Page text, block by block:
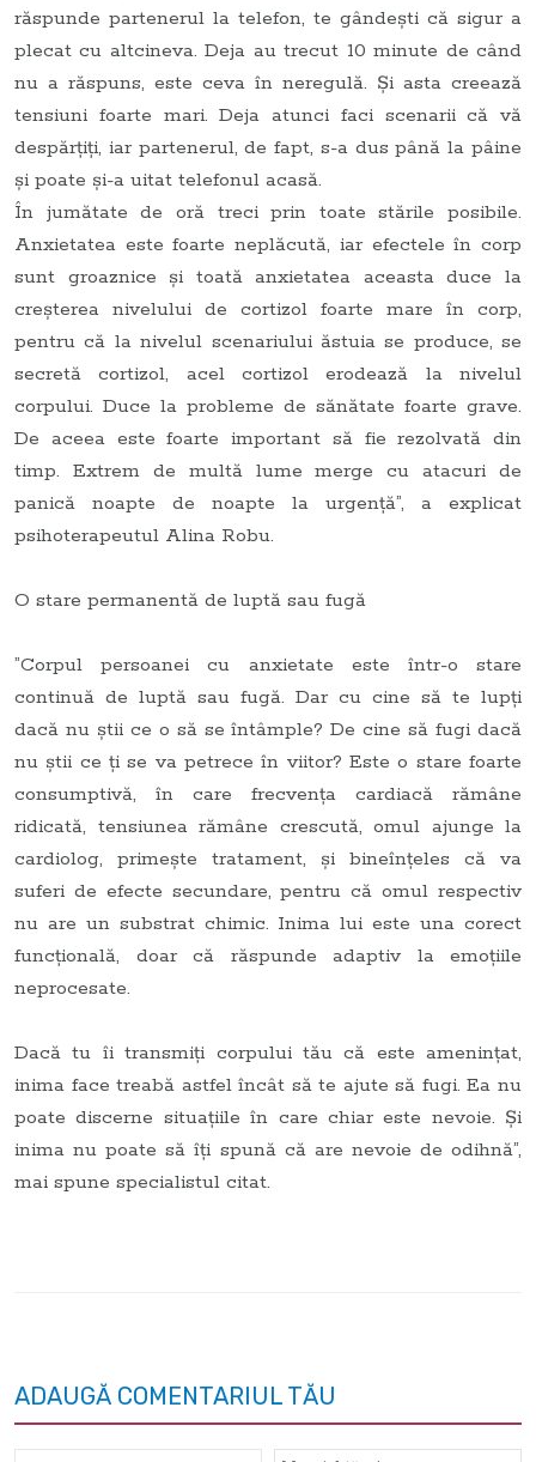
răspunde partenerul la telefon, te gândești că sigur a
plecat cu altcineva. Deja au trecut 10 minute de când
nu a răspuns, este ceva în neregulă. Și asta creează
tensiuni foarte mari. Deja atunci faci scenarii că vă
despărțiți, iar partenerul, de fapt, s-a dus până la pâine
și poate și-a uitat telefonul acasă.
În jumătate de oră treci prin toate stările posibile.
Anxietatea este foarte neplăcută, iar efectele în corp
sunt groaznice și toată anxietatea aceasta duce la
creșterea nivelului de cortizol foarte mare în corp,
pentru că la nivelul scenariului ăstuia se produce, se
secretă cortizol, acel cortizol erodează la nivelul
corpului. Duce la probleme de sănătate foarte grave.
De aceea este foarte important să fie rezolvată din
timp. Extrem de multă lume merge cu atacuri de
panică noapte de noapte la urgență”, a explicat
psihoterapeutul Alina Robu.
O stare permanentă de luptă sau fugă
”Corpul persoanei cu anxietate este într-o stare
continuă de luptă sau fugă. Dar cu cine să te lupți
dacă nu știi ce o să se întâmple? De cine să fugi dacă
nu știi ce ți se va petrece în viitor? Este o stare foarte
consumptivă, în care frecvența cardiacă rămâne
ridicată, tensiunea rămâne crescută, omul ajunge la
cardiolog, primește tratament, și bineînțeles că va
suferi de efecte secundare, pentru că omul respectiv
nu are un substrat chimic. Inima lui este una corect
funcțională, doar că răspunde adaptiv la emoțiile
neprocesate.
Dacă tu îi transmiți corpului tău că este amenințat,
inima face treabă astfel încât să te ajute să fugi. Ea nu
poate discerne situațiile în care chiar este nevoie. Și
inima nu poate să îți spună că are nevoie de odihnă”,
mai spune specialistul citat.
ADAUGĂ COMENTARIUL TĂU